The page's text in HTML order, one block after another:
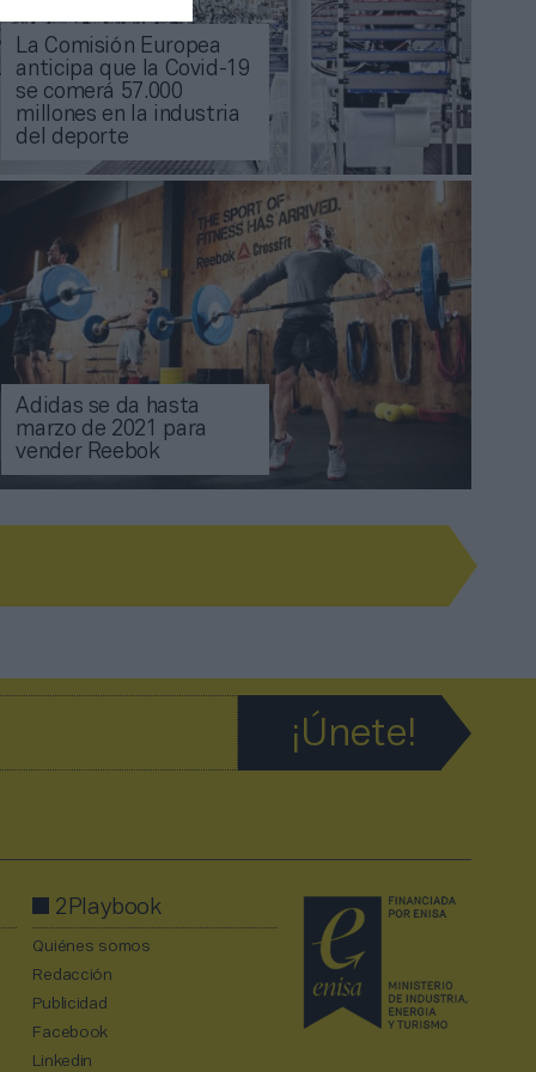
La Comisión Europea
anticipa que la Covid-19
se comerá 57.000
millones en la industria
del deporte
Adidas se da hasta
marzo de 2021 para
vender Reebok
2Playbook
Quiénes somos
Redacción
Publicidad
Facebook
Linkedin